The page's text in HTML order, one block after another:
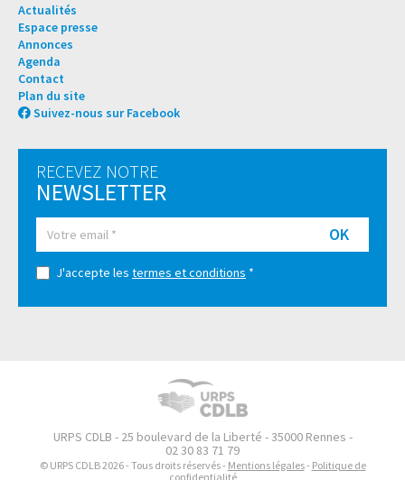
Actualités
Espace presse
Annonces
Agenda
Contact
Plan du site
Suivez-nous sur Facebook
RECEVEZ NOTRE
NEWSLETTER
OK
J'accepte les termes et conditions *
URPS CDLB - 25 boulevard de la Liberté - 35000 Rennes -
02 30 83 71 79
© URPS CDLB 2026 - Tous droits réservés - Mentions légales- Politique de
confidentialité